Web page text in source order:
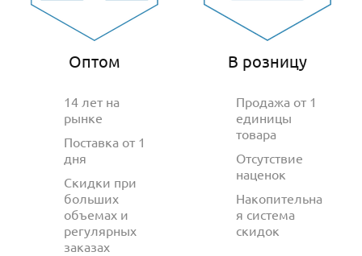
Оптом
14 лет на
рынке
Поставка от 1
дня
Скидки при
больших
объемах и
регулярных
заказах
В розницу
Продажа от 1
единицы
товара
Отсутствие
наценок
Накопительна
я система
скидок